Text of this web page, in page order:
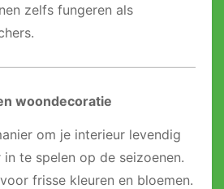
zelfs fungeren als
woondecoratie
om je interieur levendig
te spelen op de seizoenen.
frisse kleuren en bloemen.